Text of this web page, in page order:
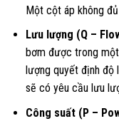
Một cột áp không
Lưu lượng (Q –
bơm được trong
lượng quyết định
sẽ có yêu cầu lưu
Công suất (P –